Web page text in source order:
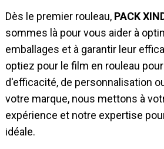
Dès le premier rouleau, PACK
sommes là pour vous aider à
emballages et à garantir leur
optiez pour le film en rouleau
d'efficacité, de personnalisation
votre marque, nous mettons à
expérience et notre expertise
idéale.